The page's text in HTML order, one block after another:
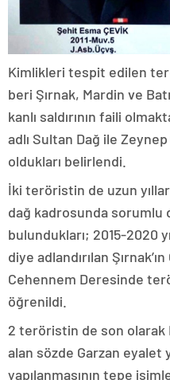
Kimlikleri tespit edilen
beri Şırnak, Mardin ve
kanlı saldırının faili
adlı Sultan Dağ ile
oldukları belirlendi.
İki teröristin de uzun
dağ kadrosunda
bulundukları; 2015-2020
diye adlandırılan
Cehennem Deresinde
öğrenildi.
2 teröristin de son olarak
alan sözde Garzan eyalet
yapılanmasının tepe